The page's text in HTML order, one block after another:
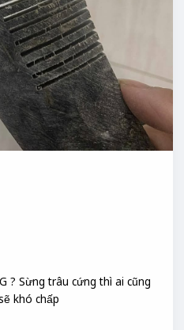
? Sừng trâu cứng thì ai cũng
khó chấp